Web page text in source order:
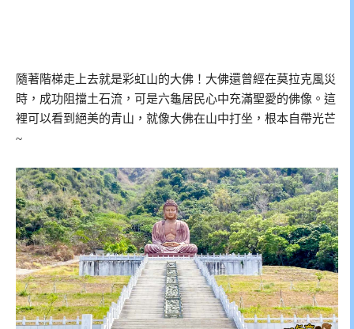
隨著階梯走上去就是彩虹山的大佛！大佛還曾經在莫拉克風災
時，成功阻擋土石流，可是六龜居民心中充滿聖愛的佛像。這
裡可以看到絕美的青山，就像大佛在山中打坐，根本自帶光芒
~